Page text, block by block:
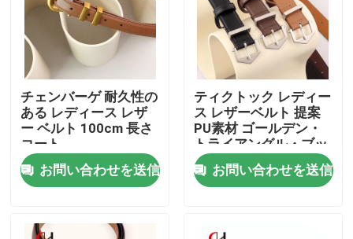
チェンバーゲ 耐久性の
ある レディース レザ
ー ベルト 100cm 長さ
コート
お問い合わせを送信
ティクトック レディー
ス レザーベルト 提案
PU素材 ゴールデン・
トライアングル・ブッ
クル
お問い合わせを送信